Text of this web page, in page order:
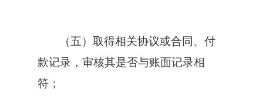
（五）取得相关协议或合同、付
款记录，审核其是否与账面记录相
符；